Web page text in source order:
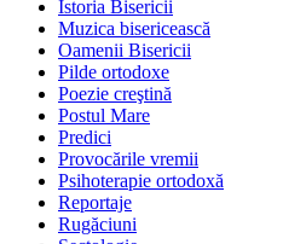
Istoria Bisericii
Muzica bisericească
Oamenii Bisericii
Pilde ortodoxe
Poezie creştină
Postul Mare
Predici
Provocările vremii
Psihoterapie ortodoxă
Reportaje
Rugăciuni